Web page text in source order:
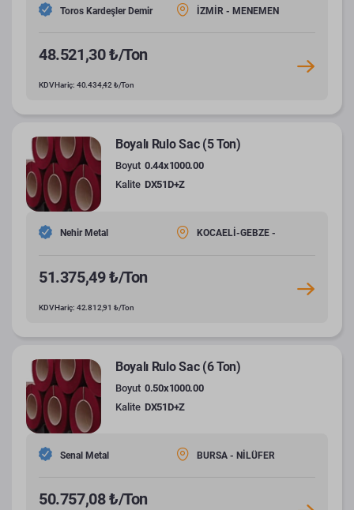
Toros Kardeşler Demir İZMİR - MENEMEN
48.521,30 ₺/Ton
KDV Hariç: 40.434,42 ₺/Ton
Boyalı Rulo Sac (5 Ton)
Boyut 0.44x1000.00
Kalite DX51D+Z
Nehir Metal KOCAELİ-GEBZE -
51.375,49 ₺/Ton
KDV Hariç: 42.812,91 ₺/Ton
Boyalı Rulo Sac (6 Ton)
Boyut 0.50x1000.00
Kalite DX51D+Z
Senal Metal BURSA - NİLÜFER
50.757,08 ₺/Ton